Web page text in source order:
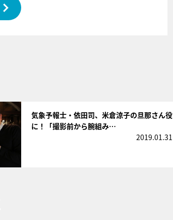
気象予報士・依田司、米倉涼子の旦那さん役
に！「撮影前から腕組み…
2019.01.31